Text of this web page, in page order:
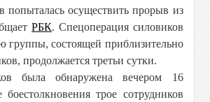
попыталась осуществить прорыв из
РБК. Спецоперация силовиков
группы, состоящей приблизительно
продолжается третьи сутки.
была обнаружена вечером 16
боестолкновения трое сотрудников